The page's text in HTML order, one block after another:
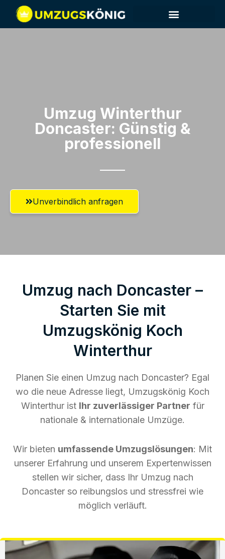
Umzug Winterthur​
Doncaster: Günstig &
professionell​
Unverbindlich anfragen
Umzug nach Doncaster –
Starten Sie mit
Umzugskönig Koch
Winterthur
Planen Sie einen Umzug nach Doncaster? Egal
wo die neue Adresse liegt, Umzugskönig Koch
Winterthur ist Ihr zuverlässiger Partner für
nationale & internationale Umzüge.
Wir bieten umfassende Umzugslösungen: Mit
unserer Erfahrung und unserem Expertenwissen
stellen wir sicher, dass Ihr Umzug nach
Doncaster so reibungslos und stressfrei wie
möglich verläuft.